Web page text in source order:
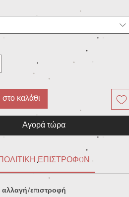
καλάθι
Αγορά τώρα
ΕΠΙΣΤΡΟΦΩΝ
αλλαγή/επιστροφή